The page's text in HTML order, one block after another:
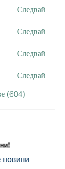
Следвай
Следвай
Следвай
Следвай
(604)
новини